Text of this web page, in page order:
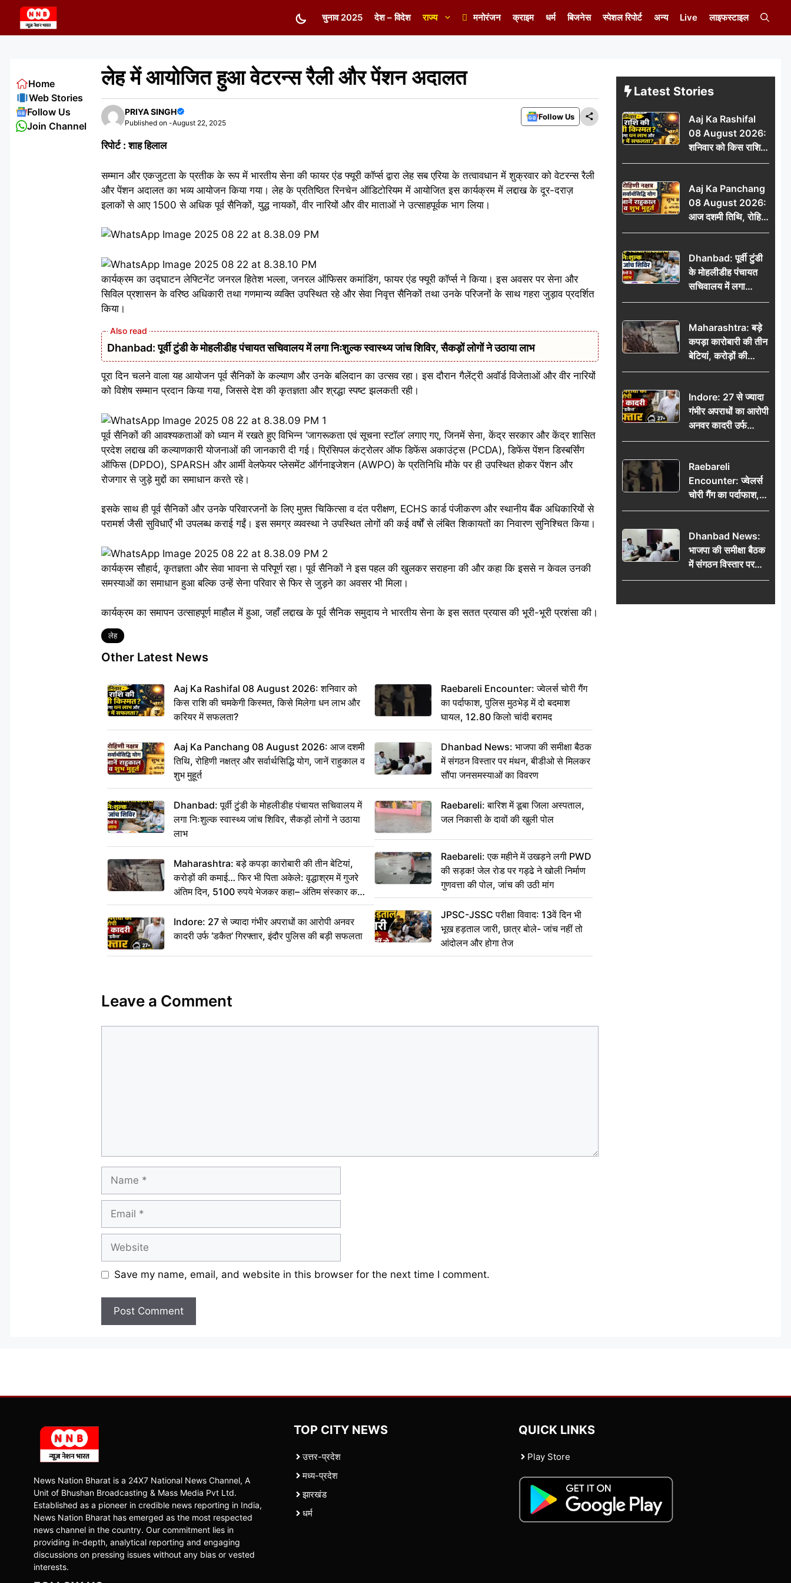
content
चुनाव 2025 देश – विदेश राज्य मनोरंजन क्राइम धर्म बिजनेस स्पेशल रिपोर्ट अन्य Live लाइफस्टाइल
लेह में आयोजित हुआ वेटरन्स रैली और पेंशन अदालत
PRIYA SINGH
Published on -August 22, 2025
Follow Us
रिपोर्ट : शाह हिलाल
सम्मान और एकजुटता के प्रतीक के रूप में भारतीय सेना की फायर एंड फ्यूरी कॉर्प्स द्वारा लेह सब एरिया के तत्वावधान में शुक्रवार को वेटरन्स रैली
और पेंशन अदालत का भव्य आयोजन किया गया। लेह के प्रतिष्ठित रिनचेन ऑडिटोरियम में आयोजित इस कार्यक्रम में लद्दाख के दूर-दराज़
इलाकों से आए 1500 से अधिक पूर्व सैनिकों, युद्ध नायकों, वीर नारियों और वीर माताओं ने उत्साहपूर्वक भाग लिया।
कार्यक्रम का उद्घाटन लेफ्टिनेंट जनरल हितेश भल्ला, जनरल ऑफिसर कमांडिंग, फायर एंड फ्यूरी कॉर्प्स ने किया। इस अवसर पर सेना और
सिविल प्रशासन के वरिष्ठ अधिकारी तथा गणमान्य व्यक्ति उपस्थित रहे और सेवा निवृत्त सैनिकों तथा उनके परिजनों के साथ गहरा जुड़ाव प्रदर्शित
किया।
Dhanbad: पूर्वी टुंडी के मोहलीडीह पंचायत सचिवालय में लगा निःशुल्क स्वास्थ्य जांच शिविर, सैकड़ों लोगों ने उठाया लाभ
पूरा दिन चलने वाला यह आयोजन पूर्व सैनिकों के कल्याण और उनके बलिदान का उत्सव रहा। इस दौरान गैलेंट्री अवॉर्ड विजेताओं और वीर नारियों
को विशेष सम्मान प्रदान किया गया, जिससे देश की कृतज्ञता और श्रद्धा स्पष्ट झलकती रही।
पूर्व सैनिकों की आवश्यकताओं को ध्यान में रखते हुए विभिन्न ‘जागरूकता एवं सूचना स्टॉल’ लगाए गए, जिनमें सेना, केंद्र सरकार और केंद्र शासित
प्रदेश लद्दाख की कल्याणकारी योजनाओं की जानकारी दी गई। प्रिंसिपल कंट्रोलर ऑफ डिफेंस अकाउंट्स (PCDA), डिफेंस पेंशन डिस्बर्सिंग
ऑफिस (DPDO), SPARSH और आर्मी वेलफेयर प्लेसमेंट ऑर्गनाइजेशन (AWPO) के प्रतिनिधि मौके पर ही उपस्थित होकर पेंशन और
रोजगार से जुड़े मुद्दों का समाधान करते रहे।
इसके साथ ही पूर्व सैनिकों और उनके परिवारजनों के लिए मुफ़्त चिकित्सा व दंत परीक्षण, ECHS कार्ड पंजीकरण और स्थानीय बैंक अधिकारियों से
परामर्श जैसी सुविधाएँ भी उपलब्ध कराई गईं। इस समग्र व्यवस्था ने उपस्थित लोगों की कई वर्षों से लंबित शिकायतों का निवारण सुनिश्चित किया।
कार्यक्रम सौहार्द, कृतज्ञता और सेवा भावना से परिपूर्ण रहा। पूर्व सैनिकों ने इस पहल की खुलकर सराहना की और कहा कि इससे न केवल उनकी
समस्याओं का समाधान हुआ बल्कि उन्हें सेना परिवार से फिर से जुड़ने का अवसर भी मिला।
कार्यक्रम का समापन उत्साहपूर्ण माहौल में हुआ, जहाँ लद्दाख के पूर्व सैनिक समुदाय ने भारतीय सेना के इस सतत प्रयास की भूरी-भूरी प्रशंसा की।
Tags
लेह
Other Latest News
Aaj Ka Rashifal 08 August 2026: शनिवार को
किस राशि की चमकेगी किस्मत, किसे मिलेगा धन लाभ और
करियर में सफलता?
Aaj Ka Panchang 08 August 2026: आज दशमी
तिथि, रोहिणी नक्षत्र और सर्वार्थसिद्धि योग, जानें राहुकाल व
शुभ मुहूर्त
Dhanbad: पूर्वी टुंडी के मोहलीडीह पंचायत सचिवालय में
लगा निःशुल्क स्वास्थ्य जांच शिविर, सैकड़ों लोगों ने उठाया
लाभ
Maharashtra: बड़े कपड़ा कारोबारी की तीन बेटियां,
करोड़ों की कमाई… फिर भी पिता अकेले: वृद्धाश्रम में गुजरे
अंतिम दिन, 5100 रुपये भेजकर कहा– अंतिम संस्कार कर
दीजिए हम नहीं आ पाएंगे
Indore: 27 से ज्यादा गंभीर अपराधों का आरोपी अनवर
कादरी उर्फ ‘डकैत’ गिरफ्तार, इंदौर पुलिस की बड़ी सफलता
Raebareli Encounter: ज्वेलर्स चोरी गैंग
का पर्दाफाश, पुलिस मुठभेड़ में दो बदमाश
घायल, 12.80 किलो चांदी बरामद
Dhanbad News: भाजपा की समीक्षा बैठक
में संगठन विस्तार पर मंथन, बीडीओ से मिलकर
सौंपा जनसमस्याओं का विवरण
Raebareli: बारिश में डूबा जिला अस्पताल,
जल निकासी के दावों की खुली पोल
Raebareli: एक महीने में उखड़ने लगी PWD
की सड़क! जेल रोड पर गड्ढे ने खोली निर्माण
गुणवत्ता की पोल, जांच की उठी मांग
JPSC-JSSC परीक्षा विवाद: 13वें दिन भी
भूख हड़ताल जारी, छात्र बोले- जांच नहीं तो
आंदोलन और होगा तेज
Leave a Comment
Name
Email
Website
Save my name, email, and website in this browser for the next time I comment.
Home
Web Stories
Follow Us
Join Channel
Latest Stories
Aaj Ka Rashifal
08 August 2026:
शनिवार को किस राशि
की चमकेगी किस्मत,
और करियर में सफलता?
Aaj Ka Panchang
08 August 2026:
आज दशमी तिथि, रोहिणी
नक्षत्र और सर्वार्थसिद्धि
शुभ मुहूर्त
Dhanbad: पूर्वी टुंडी
के मोहलीडीह पंचायत
सचिवालय में लगा
निःशुल्क स्वास्थ्य जांच
उठाया लाभ
Maharashtra: बड़े
कपड़ा कारोबारी की तीन
बेटियां, करोड़ों की
कमाई… फिर भी पिता
अंतिम दिन, 5100 रुपये
भेजकर कहा– अंतिम
संस्कार कर दीजिए हम
नहीं आ पाएंगे
Indore: 27 से ज्यादा
गंभीर अपराधों का आरोपी
अनवर कादरी उर्फ
‘डकैत’ गिरफ्तार, इंदौर
Raebareli
Encounter: ज्वेलर्स
चोरी गैंग का पर्दाफाश,
पुलिस मुठभेड़ में दो
किलो चांदी बरामद
Dhanbad News:
भाजपा की समीक्षा बैठक
में संगठन विस्तार पर
मंथन, बीडीओ से
जनसमस्याओं का विवरण
News Nation Bharat is a 24X7 National News Channel, A
Unit of Bhushan Broadcasting & Mass Media Pvt Ltd.
Established as a pioneer in credible news reporting in India,
News Nation Bharat has emerged as the most respected
news channel in the country. Our commitment lies in
providing in-depth, analytical reporting and engaging
discussions on pressing issues without any bias or vested
interests.
TOP CITY NEWS
उत्तर-प्रदेश
मध्य-प्रदेश
झारखंड
धर्म
QUICK LINKS
Play Store